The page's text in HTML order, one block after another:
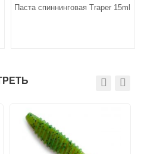
Паста спиннинговая Traper 15ml